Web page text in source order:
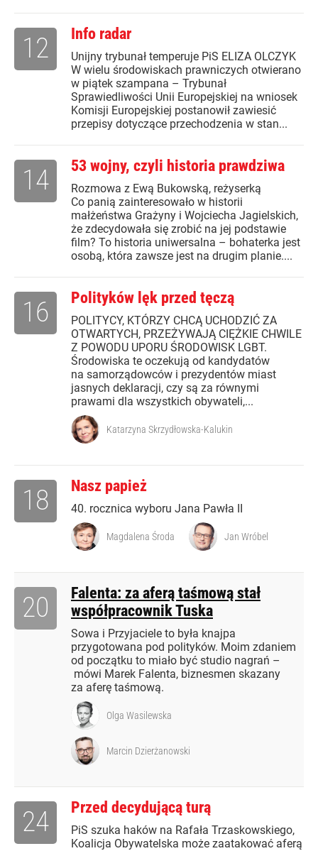
Info radar
Unijny trybunał temperuje PiS ELIZA OLCZYK
W wielu środowiskach prawniczych otwierano
w piątek szampana – Trybunał
Sprawiedliwości Unii Europejskiej na wniosek
Komisji Europejskiej postanowił zawiesić
przepisy dotyczące przechodzenia w stan...
12
53 wojny, czyli historia prawdziwa
Rozmowa z Ewą Bukowską, reżyserką
Co panią zainteresowało w historii
małżeństwa Grażyny i Wojciecha Jagielskich,
że zdecydowała się zrobić na jej podstawie
film? To historia uniwersalna – bohaterka jest
osobą, która zawsze jest na drugim planie....
14
Polityków lęk przed tęczą
POLITYCY, KTÓRZY CHCĄ UCHODZIĆ ZA
OTWARTYCH, PRZEŻYWAJĄ CIĘŻKIE CHWILE
Z POWODU UPORU ŚRODOWISK LGBT.
Środowiska te oczekują od kandydatów
na samorządowców i prezydentów miast
jasnych deklaracji, czy są za równymi
prawami dla wszystkich obywateli,...
16
Katarzyna Skrzydłowska-Kalukin
Nasz papież
40. rocznica wyboru Jana Pawła II
18
Magdalena Środa Jan Wróbel
Falenta: za aferą taśmową stał
współpracownik Tuska
Sowa i Przyjaciele to była knajpa
przygotowana pod polityków. Moim zdaniem
od początku to miało być studio nagrań –
mówi Marek Falenta, biznesmen skazany
za aferę taśmową.
20
Olga Wasilewska
Marcin Dzierżanowski
Przed decydującą turą
PiS szuka haków na Rafała Trzaskowskiego,
Koalicja Obywatelska może zaatakować aferą
24